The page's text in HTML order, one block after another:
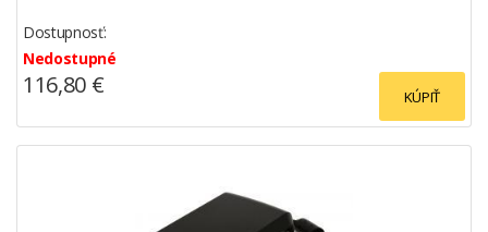
Dostupnosť:
Nedostupné
KÚPIŤ
116,80 €